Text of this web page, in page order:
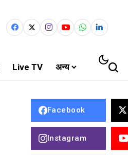
Live TV अन्य
Facebook
Instagram